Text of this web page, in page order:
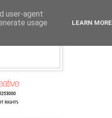
user-agent
usage
LEARN MORE